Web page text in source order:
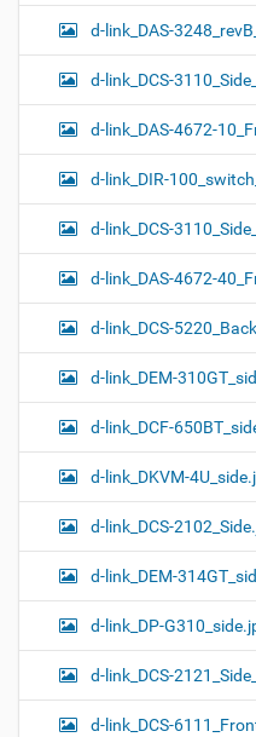
d-link_DAS-
d-link_DCS-
d-link_DAS-4672-
d-link_DIR-
d-link_DCS-
d-link_DAS-4672-
d-link_DCS-
d-link_DEM-
d-link_DCF-
d-link_DKVM-
d-link_DCS-
d-link_DEM-
d-link_DP-
d-link_DCS-
d-link_DCS-